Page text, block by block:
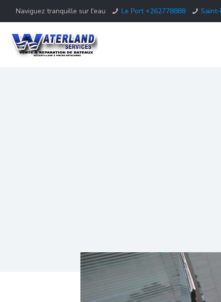
Naviguez tranquille sur l'eau Le Port +262778888